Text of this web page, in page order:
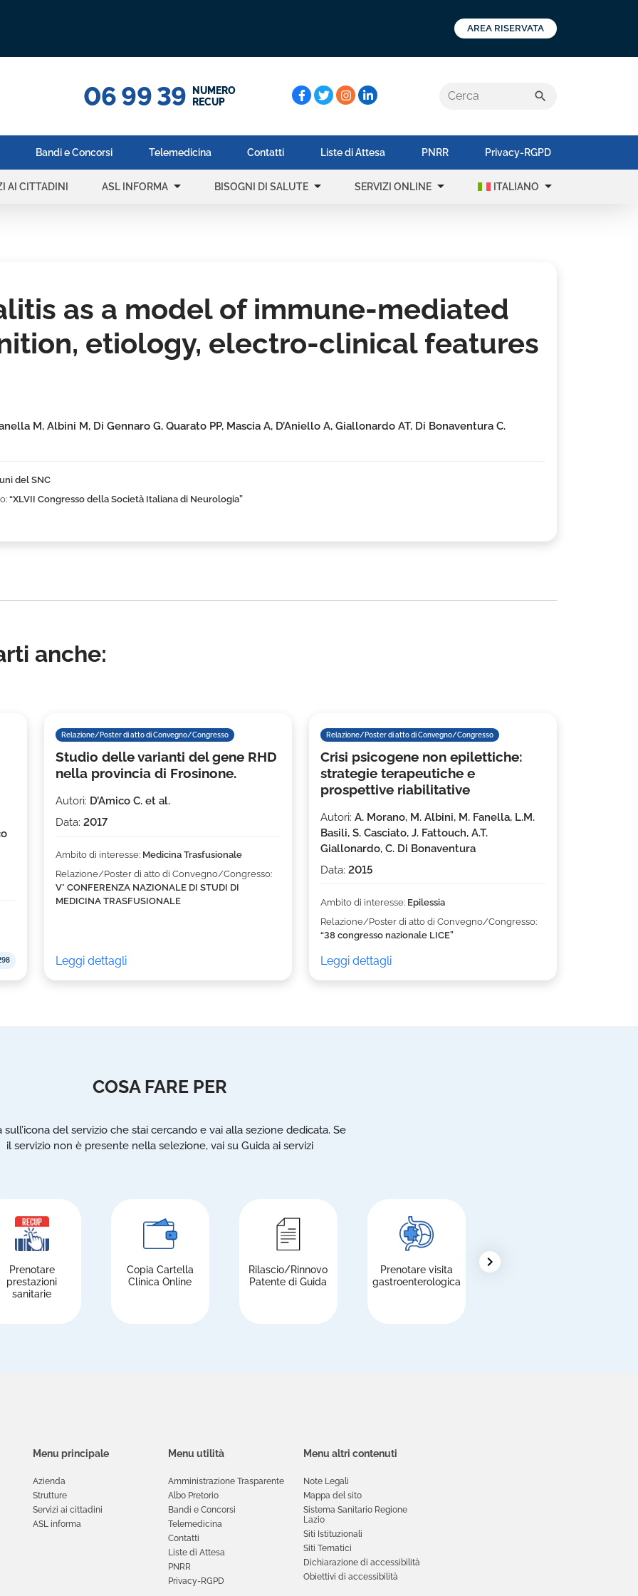
AREA RISERVATA
06 99 39
NUMERO
RECUP
Cerca: search
Bandi e Concorsi Telemedicina Contatti Liste di Attesa PNRR Privacy-RGPD
AI CITTADINI ASL INFORMA arrow_drop_down BISOGNI DI SALUTE arrow_drop_down SERVIZI ONLINE arrow_drop_down ITALIANO arrow_drop_down
as a model of immune-mediated
etiology, electro-clinical features
M, Albini M, Di Gennaro G, Quarato PP, Mascia A, D’Aniello A, Giallonardo AT, Di Bonaventura C.
del SNC
“XLVII Congresso della Società Italiana di Neurologia”
anche:
Relazione/Poster di atto di Convegno/Congresso
Studio delle varianti del gene RHD
nella provincia di Frosinone.
Autori: D’Amico C. et al.
Data: 2017
Ambito di interesse: Medicina Trasfusionale
Relazione/Poster di atto di Convegno/Congresso:
V° CONFERENZA NAZIONALE DI STUDI DI
MEDICINA TRASFUSIONALE
Leggi dettagli
Relazione/Poster di atto di Convegno/Congresso
Crisi psicogene non epilettiche:
strategie terapeutiche e
prospettive riabilitative
Autori: A. Morano, M. Albini, M. Fanella, L.M.
Basili, S. Casciato, J. Fattouch, A.T.
Giallonardo, C. Di Bonaventura
Data: 2015
Ambito di interesse: Epilessia
Relazione/Poster di atto di Convegno/Congresso:
“38 congresso nazionale LICE”
Leggi dettagli
COSA FARE PER
sull’icona del servizio che stai cercando e vai alla sezione dedicata. Se
il servizio non è presente nella selezione, vai su Guida ai servizi
Prenotare
prestazioni
sanitarie
Copia Cartella
Clinica Online
Rilascio/Rinnovo
Patente di Guida
Prenotare visita
gastroenterologica
chevron_right
Menu principale
Azienda
Strutture
Servizi ai cittadini
ASL informa
Menu utilità
Amministrazione Trasparente
Albo Pretorio
Bandi e Concorsi
Telemedicina
Contatti
Liste di Attesa
PNRR
Privacy-RGPD
Menu altri contenuti
Note Legali
Mappa del sito
Sistema Sanitario Regione
Lazio
Siti Istituzionali
Siti Tematici
Dichiarazione di accessibilità
Obiettivi di accessibilità